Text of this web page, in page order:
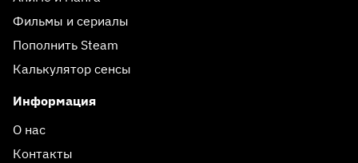
Фильмы и сериалы
Пополнить Steam
Калькулятор сенсы
Информация
О нас
Контакты